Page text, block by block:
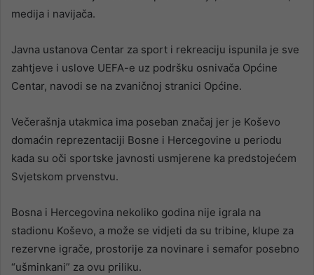
medija i navijača.
Javna ustanova Centar za sport i rekreaciju ispunila je sve
zahtjeve i uslove UEFA-e uz podršku osnivača Općine
Centar, navodi se na zvaničnoj stranici Općine.
Večerašnja utakmica ima poseban značaj jer je Koševo
domaćin reprezentaciji Bosne i Hercegovine u periodu
kada su oči sportske javnosti usmjerene ka predstojećem
Svjetskom prvenstvu.
Bosna i Hercegovina nekoliko godina nije igrala na
stadionu Koševo, a može se vidjeti da su tribine, klupe za
rezervne igrače, prostorije za novinare i semafor posebno
“ušminkani” za ovu priliku.